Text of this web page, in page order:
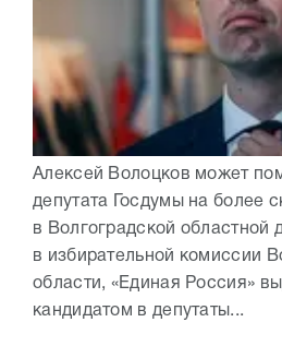
Алексей Волоцков может
депутата Госдумы на более
в Волгоградской областной
в избирательной комиссии
области, «Единая Россия»
кандидатом в депутаты...